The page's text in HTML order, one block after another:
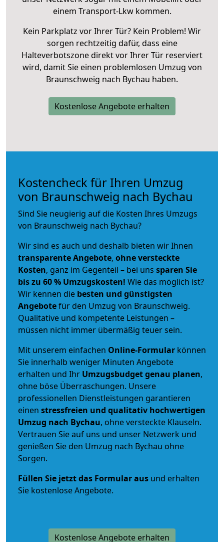
einem Transport-Lkw kommen.
Kein Parkplatz vor Ihrer Tür? Kein Problem! Wir
sorgen rechtzeitig dafür, dass eine
Halteverbotszone direkt vor Ihrer Tür reserviert
wird, damit Sie einen problemlosen Umzug von
Braunschweig nach Bychau haben.
Kostenlose Angebote erhalten
Kostencheck für Ihren Umzug
von Braunschweig nach Bychau
Sind Sie neugierig auf die Kosten Ihres Umzugs
von Braunschweig nach Bychau?
Wir sind es auch und deshalb bieten wir Ihnen
transparente Angebote, ohne versteckte
Kosten, ganz im Gegenteil – bei uns sparen Sie
bis zu 60 % Umzugskosten! Wie das möglich ist?
Wir kennen die besten und günstigsten
Angebotefür den Umzug von Braunschweig.
Qualitative und kompetente Leistungen –
müssen nicht immer übermäßig teuer sein.
Mit unserem einfachen Online-Formular können
Sie innerhalb weniger Minuten Angebote
erhalten und Ihr Umzugsbudgetgenau planen,
ohne böse Überraschungen. Unsere
professionellen Dienstleistungen garantieren
einen stressfreien und qualitativ hochwertigen
Umzug nach Bychau, ohne versteckte Klauseln.
Vertrauen Sie auf uns und unser Netzwerk und
genießen Sie den Umzug nach Bychau ohne
Sorgen.
Füllen Sie jetzt das Formular aus und erhalten
Sie kostenlose Angebote.
Kostenlose Angebote erhalten